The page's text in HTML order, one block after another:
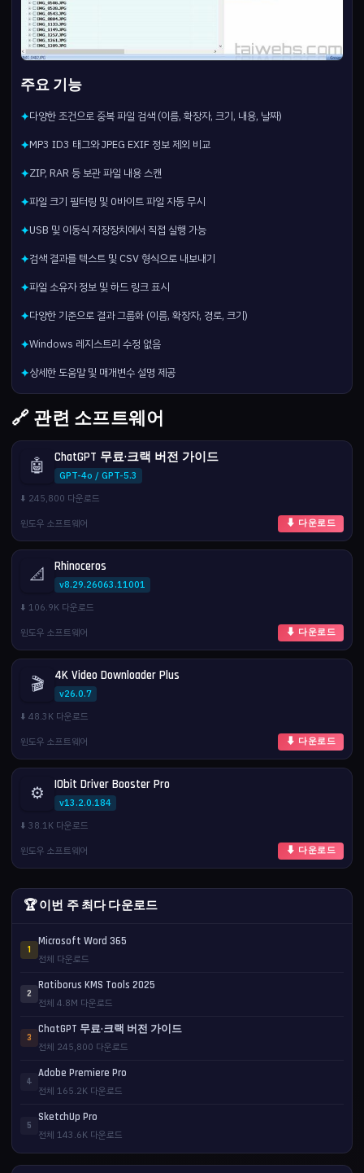
주요 기능
✦다양한 조건으로 중복 파일 검색 (이름, 확장자, 크기, 내용, 날짜)
✦MP3 ID3 태그와 JPEG EXIF 정보 제외 비교
✦ZIP, RAR 등 보관 파일 내용 스캔
✦파일 크기 필터링 및 0바이트 파일 자동 무시
✦USB 및 이동식 저장장치에서 직접 실행 가능
✦검색 결과를 텍스트 및 CSV 형식으로 내보내기
✦파일 소유자 정보 및 하드 링크 표시
✦다양한 기준으로 결과 그룹화 (이름, 확장자, 경로, 크기)
✦Windows 레지스트리 수정 없음
✦상세한 도움말 및 매개변수 설명 제공
🔗 관련 소프트웨어
🤖 ChatGPT 무료·크랙 버전 가이드
GPT-4o / GPT-5.3
⬇️ 245,800 다운로드
윈도우 소프트웨어
⬇ 다운로드
📐 Rhinoceros
v8.29.26063.11001
⬇️ 106.9K 다운로드
윈도우 소프트웨어
⬇ 다운로드
🎬 4K Video Downloader Plus
v26.0.7
⬇️ 48.3K 다운로드
윈도우 소프트웨어
⬇ 다운로드
⚙️ IObit Driver Booster Pro
v13.2.0.184
⬇️ 38.1K 다운로드
윈도우 소프트웨어
⬇ 다운로드
🏆 이번 주 최다 다운로드
1
Microsoft Word 365
전체 다운로드
2
Ratiborus KMS Tools 2025
전체 4.8M 다운로드
3
ChatGPT 무료·크랙 버전 가이드
전체 245,800 다운로드
4
Adobe Premiere Pro
전체 165.2K 다운로드
5
SketchUp Pro
전체 143.6K 다운로드